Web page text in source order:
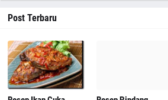
Post Terbaru